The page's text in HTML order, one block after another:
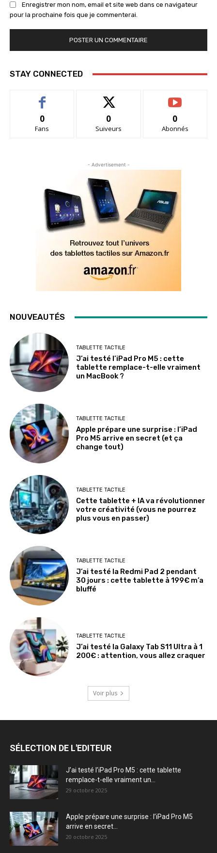
Enregistrer mon nom, email et site web dans ce navigateur
pour la prochaine fois que je commenterai.
STAY CONNECTED
0
Fans
0
Suiveurs
0
Abonnés
- Advertisement -
NOUVEAUTÉS
TABLETTE TACTILE
J’ai testé l’iPad Pro M5 : cette
tablette remplace-t-elle vraiment
un MacBook ?
TABLETTE TACTILE
Apple prépare une surprise : l’iPad
Pro M5 arrive en secret (et ça
change tout)
TABLETTE TACTILE
Cette tablette + IA va révolutionner
votre créativité (vous ne pourrez
plus vous en passer)
TABLETTE TACTILE
J’ai testé la Redmi Pad 2 pendant
30 jours : cette tablette à 199€ m’a
bluffé
TABLETTE TACTILE
J’ai testé la Galaxy Tab S11 Ultra à 1
200€ : attention, vous allez craquer
Voir plus
SÉLECTION DE L'EDITEUR
J’ai testé l’iPad Pro M5 : cette tablette
remplace-t-elle vraiment un...
29 octobre 2025
Apple prépare une surprise : l’iPad Pro M5
arrive en secret...
20 octobre 2025